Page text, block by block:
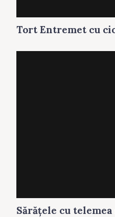
Tort Entremet cu
Sărăţele cu